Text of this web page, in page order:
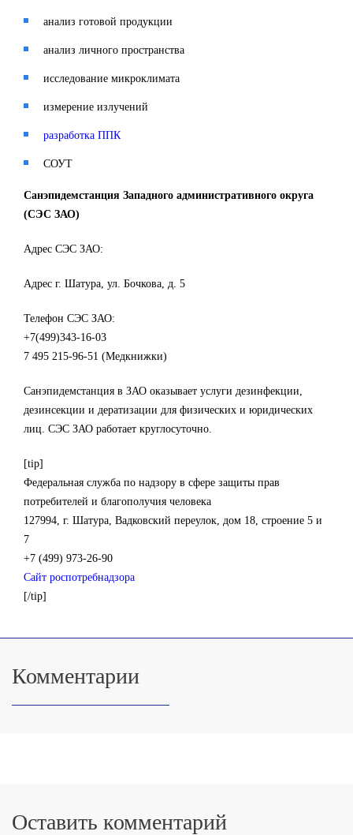
анализ готовой продукции
анализ личного пространства
исследование микроклимата
измерение излучений
разработка ППК
СОУТ
Санэпидемстанция Западного административного округа
(СЭС ЗАО)
Адрес СЭС ЗАО:
Адрес г. Шатура, ул. Бочкова, д. 5
Телефон СЭС ЗАО:
+7(499)343-16-03
7 495 215-96-51 (Медкнижки)
Санэпидемстанция в ЗАО оказывает услуги дезинфекции,
дезинсекции и дератизации для физических и юридических
лиц. СЭС ЗАО работает круглосуточно.
[tip]
Федеральная служба по надзору в сфере защиты прав
потребителей и благополучия человека
127994, г. Шатура, Вадковский переулок, дом 18, строение 5 и
7
+7 (499) 973-26-90
Сайт роспотребнадзора
[/tip]
Комментарии
Оставить комментарий